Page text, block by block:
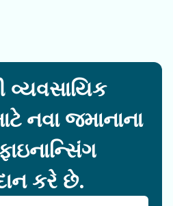
વ્યવસાયિક
નવા જમાનાના
કરે છે.